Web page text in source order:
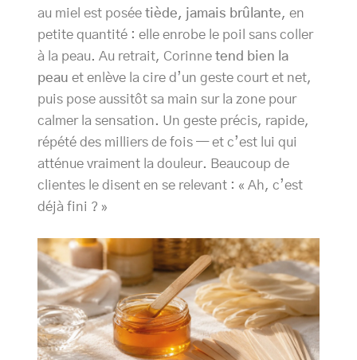
au miel est posée tiède, jamais brûlante, en
petite quantité : elle enrobe le poil sans coller
à la peau. Au retrait, Corinne tend bien la
peau et enlève la cire d’un geste court et net,
puis pose aussitôt sa main sur la zone pour
calmer la sensation. Un geste précis, rapide,
répété des milliers de fois — et c’est lui qui
atténue vraiment la douleur. Beaucoup de
clientes le disent en se relevant : « Ah, c’est
déjà fini ? »